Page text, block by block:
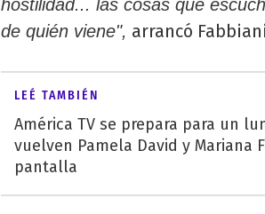
hostilidad... las cosas que
de quién viene", arrancó
LEÉ TAMBIÉN
América TV se prepara para un
vuelven Pamela David y Mariana
pantalla